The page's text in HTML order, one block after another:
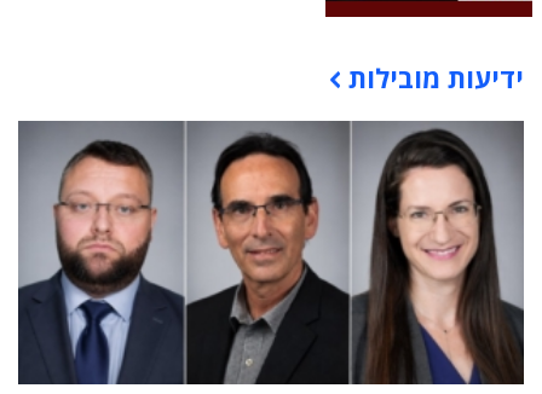
תוכן פרסומי
ידיעות מובילות